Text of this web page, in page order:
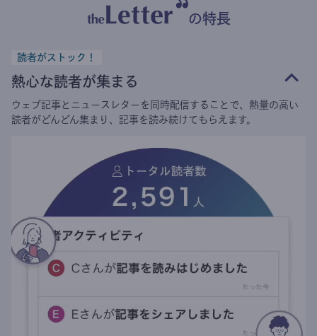
の特長
読者がストック！
熱心な読者が集まる
ウェブ記事とニュースレターを同時配信することで、熱量の高い
読者がどんどん集まり、記事を読み続けてもらえます。